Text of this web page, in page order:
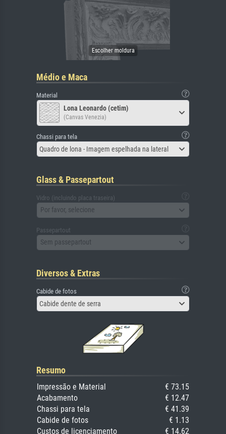
Médio e Maca
Material
Lona Leonardo (cetim)
(Canvas Venezia)
Chassi para tela
Quadro de lona - Imagem espelhada na lateral
Glass & Passepartout
Vidro (incluindo placa traseira)
Por favor, selecione
Passepartout
Sem passepartout
Diversos & Extras
Cabide de fotos
Cabide dente de serra
Resumo
Impressão e Material
€ 73.15
Acabamento
€ 12.47
Chassi para tela
€ 41.39
Cabide de fotos
€ 1.13
Custos de licenciamento
€ 14.62